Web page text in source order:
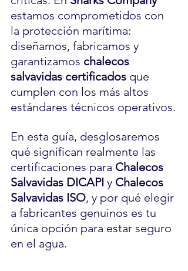
estamos comprometidos con
la protección marítima:
diseñamos, fabricamos y
garantizamos chalecos
salvavidas certificados que
cumplen con los más altos
estándares técnicos operativos.
En esta guía, desglosaremos
qué significan realmente las
certificaciones para Chalecos
Salvavidas DICAPI y Chalecos
Salvavidas ISO, y por qué elegir
a fabricantes genuinos es tu
única opción para estar seguro
en el agua.